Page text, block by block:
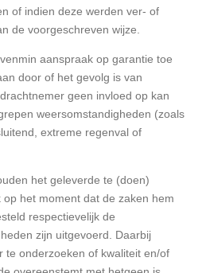
of indien deze werden ver- of
de voorgeschreven wijze.
aanspraak op garantie toe
door of het gevolg is van
geen invloed op kan
weersomstandigheden (zoals
extreme regenval of
het geleverde te (doen)
het moment dat de zaken hem
respectievelijk de
zijn uitgevoerd. Daarbij
te onderzoeken of kwaliteit en/of